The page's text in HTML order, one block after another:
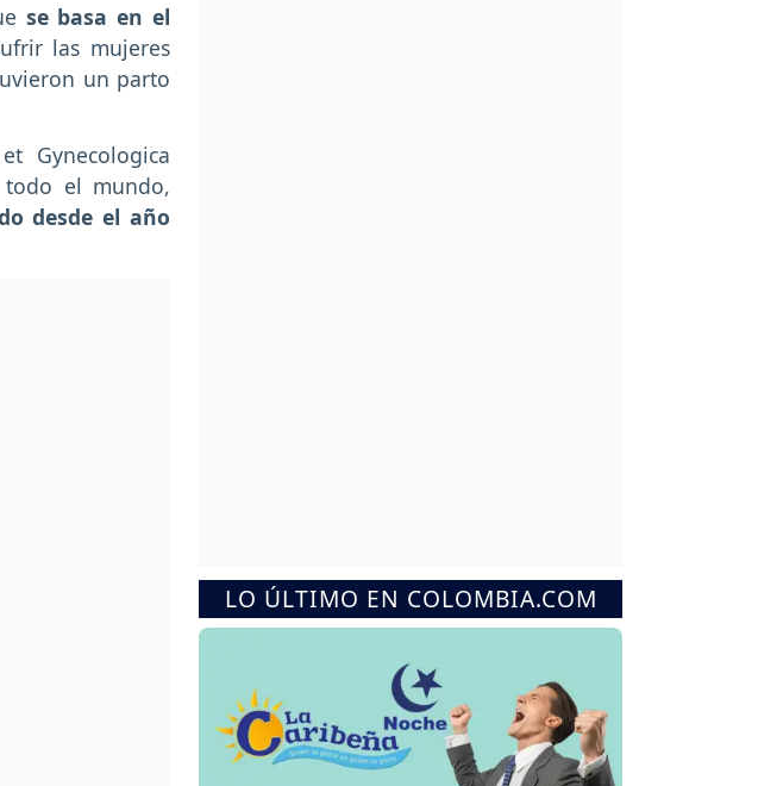
se basa en el
las mujeres
un parto
Gynecologica
todo el mundo,
desde el año
LO ÚLTIMO EN COLOMBIA.COM